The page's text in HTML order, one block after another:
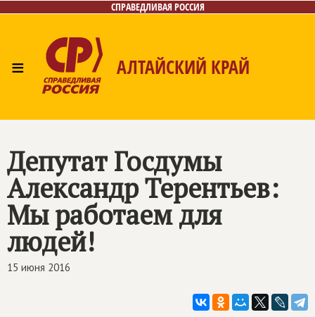
СПРАВЕДЛИВАЯ РОССИЯ
≡ АЛТАЙСКИЙ КРАЙ
Депутат Госдумы
Александр Терентьев:
Мы работаем для
людей!
15 июня 2016